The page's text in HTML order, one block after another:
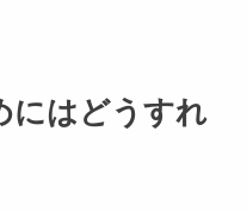
にはどうすれ